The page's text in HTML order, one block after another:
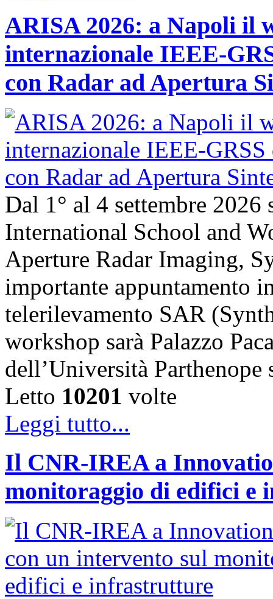
ARISA 2026: a Napoli il
internazionale IEEE-
con Radar ad Apertura
Dal 1° al 4 settembre
International School and
Aperture Radar Imaging,
importante appuntamento
telerilevamento SAR
workshop sarà Palazzo
dell’Università
Letto 10201 volte
Leggi tutto...
Il CNR-IREA a
monitoraggio di edifici e